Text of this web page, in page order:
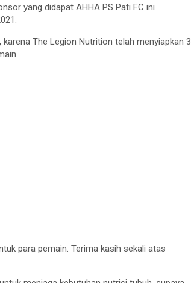
yang didapat AHHA PS Pati FC ini
The Legion Nutrition telah menyiapkan 3
para pemain. Terima kasih sekali atas